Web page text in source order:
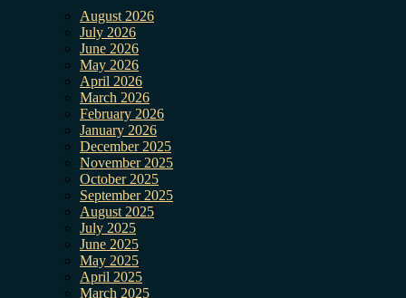
August 2026
July 2026
June 2026
May 2026
April 2026
March 2026
February 2026
January 2026
December 2025
November 2025
October 2025
September 2025
August 2025
July 2025
June 2025
May 2025
April 2025
March 2025